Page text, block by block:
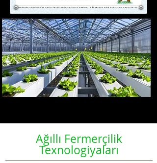
Ağıllı Fermerçilik
Texnologiyaları